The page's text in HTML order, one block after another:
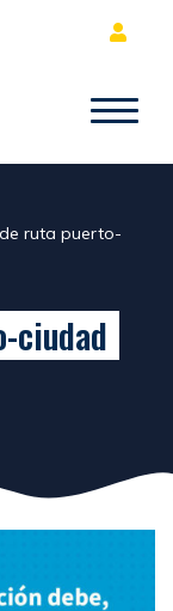
ruta puerto-
ciudad